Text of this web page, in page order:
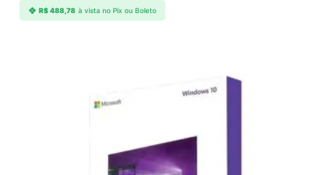
R$488,78 à vista no Pix ou Boleto